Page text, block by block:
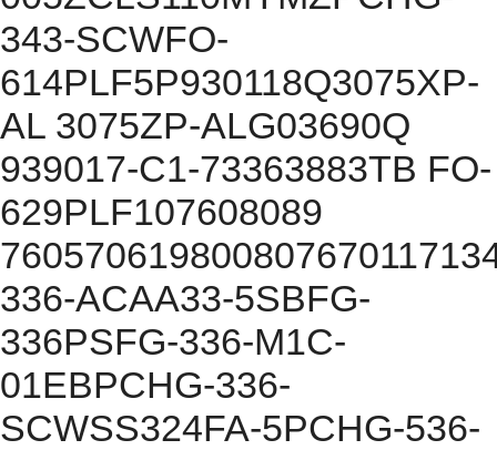
343-SCWFO-
614PLF5P930118Q3075XP-
AL 3075ZP-ALG03690Q
939017-C1-73363883TB FO-
629PLF107608089
336-ACAA33-5SBFG-
336PSFG-336-M1C-
01EBPCHG-336-
SCWSS324FA-5PCHG-536-